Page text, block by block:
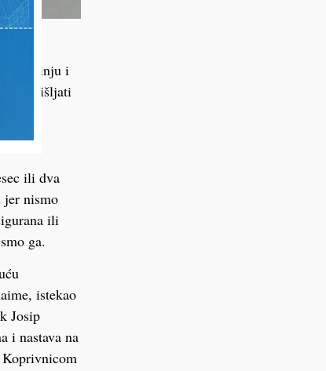
kuhinju i
razmišljati
ili dva
jer nismo
ili
ga.
istekao
Josip
i nastava na
Koprivnicom